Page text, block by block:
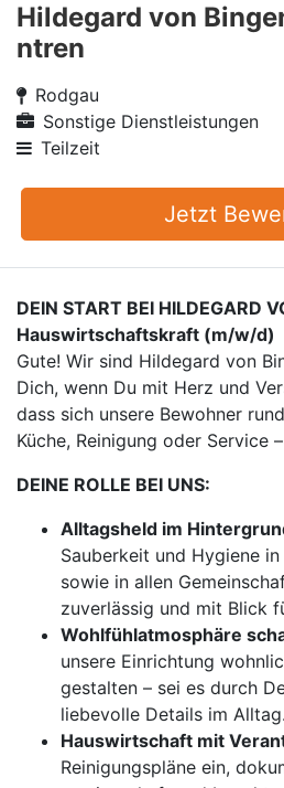
Hildegard von
ntren
Rodgau
Sonstige Dienstleistungen
Teilzeit
Jetzt
DEIN START BEI HILDEGARD
Hauswirtschaftskraft (m/w/d)
Gute! Wir sind Hildegard von
Dich, wenn Du mit Herz und
dass sich unsere Bewohner
Küche, Reinigung oder Service
DEINE ROLLE BEI UNS:
Alltagsheld im
Sauberkeit und Hygiene
sowie in allen
zuverlässig und mit Blick
Wohlfühlatmosphäre
unsere Einrichtung
gestalten – sei es durch
liebevolle Details im Alltag.
Hauswirtschaft mit
Reinigungspläne ein,